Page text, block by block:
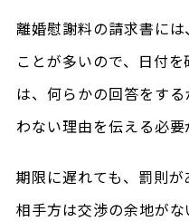
離婚慰謝料の請求書に
ことが多いので、日付
は、何らかの回答をす
わない理由を伝える必要
期限に遅れても、罰則が
相手方は交渉の余地が